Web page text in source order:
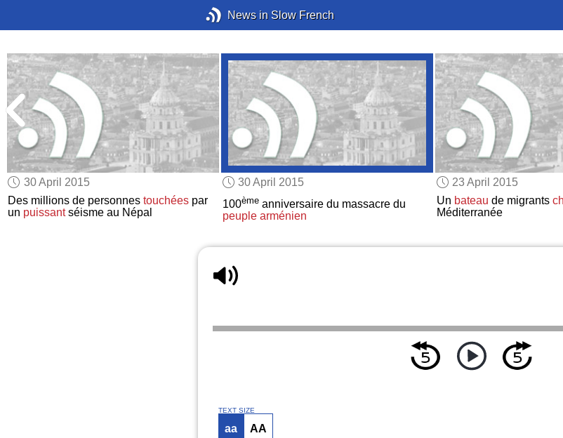
News in Slow French
30 April 2015
Des millions de personnestouchées par
un puissantséisme au Népal
30 April 2015
100èmeanniversaire du massacre du
peuple arménien
23 April 2015
Un bateau de migrants
Méditerranée
TEXT SIZE
aa AA